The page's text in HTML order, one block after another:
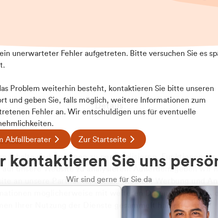
Details
Inhalte und Anzeigen zu personalisieren, Funktionen für
auf unsere Website zu analysieren. Außerdem geben wir
an unsere Partner für soziale Medien, Werbung und
möglicherweise mit weiteren Daten zusammen,
Ihrer Nutzung der Dienste gesammelt haben.
welcher
ein unerwarteter Fehler aufgetreten. Bitte versuchen Sie es
Problem weiterhin besteht, kontaktieren Sie bitte unseren
und geben Sie, falls möglich, weitere Informationen zum
Fehler an. Wir entschuldigen uns für eventuelle
Abfallberater Zur Startseite
kontaktieren Sie uns
Wir sind gerne für Sie da